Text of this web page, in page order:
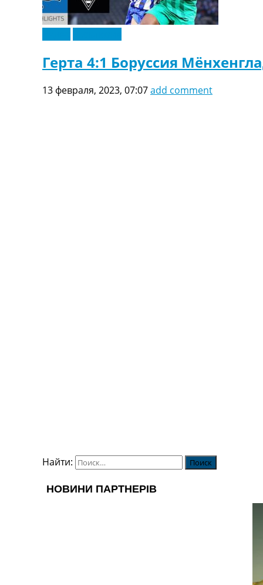
Герта 4:1 Боруссия
13 февраля, 2023, 07:07add comment
Найти: